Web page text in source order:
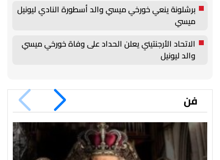
برشلونة ينعي خورخي ميسي والد أسطورة النادي ليونيل
ميسي
الاتحاد الأرجنتيني يعلن الحداد على وفاة خورخي ميسي
والد ليونيل
فن